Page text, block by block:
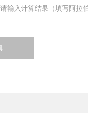
请输入计算结果（填写阿拉